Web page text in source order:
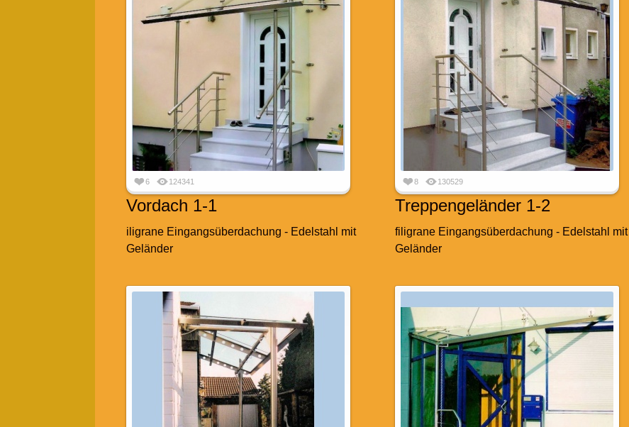
6 124341
Vordach 1-1
iligrane Eingangsüberdachung - Edelstahl mit
Geländer
8 130529
Treppengeländer 1-2
filigrane Eingangsüberdachung - Edelstahl mit
Geländer